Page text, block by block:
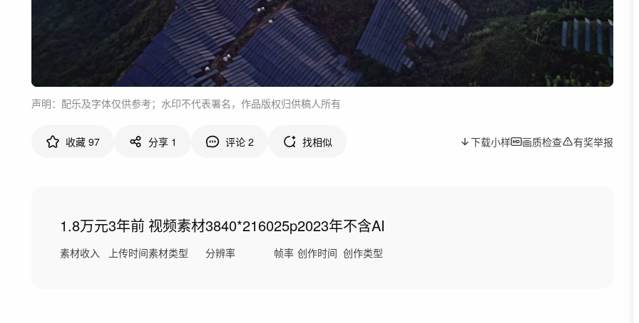
声明：配乐及字体仅供参考；水印不代表署名，作品版权归供稿人所有
收藏 97 分享 1 评论 2 找相似 下载小样 画质检查 有奖举报
1.8万元
素材收入
3年前
上传时间
视频素材
素材类型
3840*2160
分辨率
25p
帧率
2023年
创作时间
不含AI
创作类型